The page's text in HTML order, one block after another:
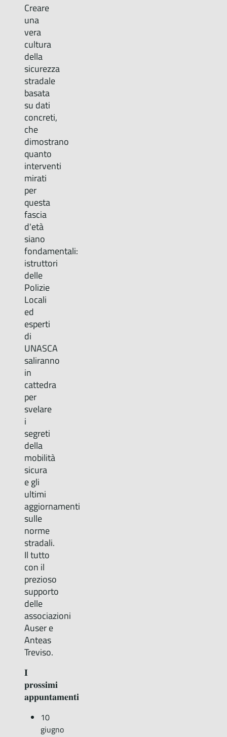
Creare
una
vera
cultura
della
sicurezza
stradale
basata
su dati
concreti,
che
dimostrano
quanto
interventi
mirati
per
questa
fascia
d'età
siano
fondamentali:
istruttori
delle
Polizie
Locali
ed
esperti
di
UNASCA
saliranno
in
cattedra
per
svelare
i
segreti
della
mobilità
sicura
e gli
ultimi
aggiornamenti
sulle
norme
stradali.
Il tutto
con il
prezioso
supporto
delle
associazioni
Auser e
Anteas
Treviso.
𝐈
𝐩𝐫𝐨𝐬𝐬𝐢𝐦𝐢
𝐚𝐩𝐩𝐮𝐧𝐭𝐚𝐦𝐞𝐧𝐭𝐢
10
giugno